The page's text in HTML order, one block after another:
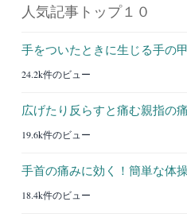
人気記事トップ１０
手をついたときに生じる手の
24.2k件のビュー
広げたり反らすと痛む親指の痛
19.6k件のビュー
手首の痛みに効く！簡単な体
18.4k件のビュー